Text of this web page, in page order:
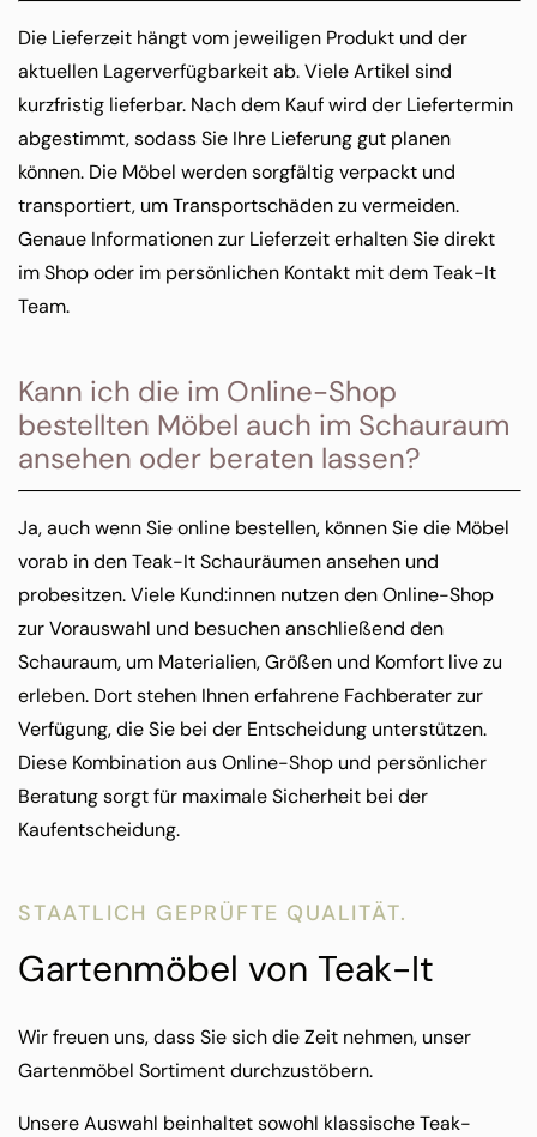
Die Lieferzeit hängt vom jeweiligen Produkt und der
aktuellen Lagerverfügbarkeit ab. Viele Artikel sind
kurzfristig lieferbar. Nach dem Kauf wird der Liefertermin
abgestimmt, sodass Sie Ihre Lieferung gut planen
können. Die Möbel werden sorgfältig verpackt und
transportiert, um Transportschäden zu vermeiden.
Genaue Informationen zur Lieferzeit erhalten Sie direkt
im Shop oder im persönlichen Kontakt mit dem Teak-It
Team.
Kann ich die im Online-Shop
bestellten Möbel auch im Schauraum
ansehen oder beraten lassen?
Ja, auch wenn Sie online bestellen, können Sie die Möbel
vorab in den Teak-It Schauräumen ansehen und
probesitzen. Viele Kund:innen nutzen den Online-Shop
zur Vorauswahl und besuchen anschließend den
Schauraum, um Materialien, Größen und Komfort live zu
erleben. Dort stehen Ihnen erfahrene Fachberater zur
Verfügung, die Sie bei der Entscheidung unterstützen.
Diese Kombination aus Online-Shop und persönlicher
Beratung sorgt für maximale Sicherheit bei der
Kaufentscheidung.
STAATLICH GEPRÜFTE QUALITÄT.
Gartenmöbel von Teak-It
Wir freuen uns, dass Sie sich die Zeit nehmen, unser
Gartenmöbel Sortiment durchzustöbern.
Unsere Auswahl beinhaltet sowohl klassische Teak-